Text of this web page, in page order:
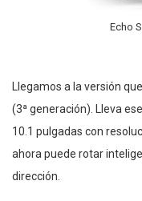
Echo
Llegamos a la versión
(3ª generación). Lleva
10.1 pulgadas con
ahora puede rotar
dirección.